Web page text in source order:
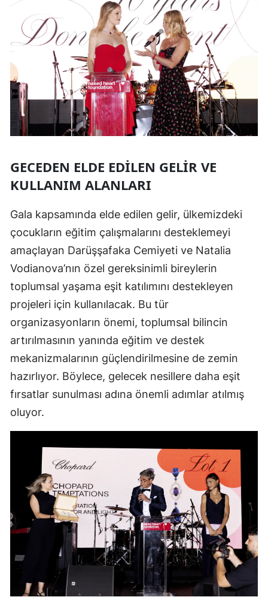
GECEDEN ELDE EDILEN GELIR VE
KULLANIM ALANLARI
Gala kapsamında elde edilen gelir, ülkemizdeki
çocukların eğitim çalışmalarını desteklemeyi
amaçlayan Darüşşafaka Cemiyeti ve Natalia
Vodianova’nın özel gereksinimli bireylerin
toplumsal yaşama eşit katılımını destekleyen
projeleri için kullanılacak. Bu tür
organizasyonların önemi, toplumsal bilincin
artırılmasının yanında eğitim ve destek
mekanizmalarının güçlendirilmesine de zemin
hazırlıyor. Böylece, gelecek nesillere daha eşit
fırsatlar sunulması adına önemli adımlar atılmış
oluyor.